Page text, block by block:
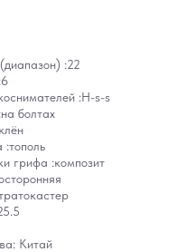
:22
:H-s-s
болтах
грифа :композит
Китай